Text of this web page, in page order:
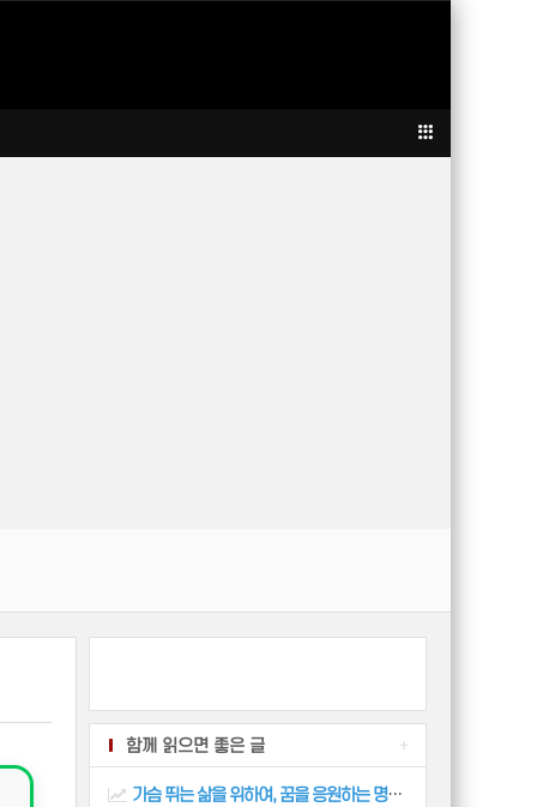
+
함께 읽으면 좋은 글
가슴 뛰는 삶을 위하여, 꿈을 응원하는 명언과 글귀 모음